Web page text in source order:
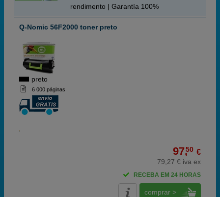
rendimento | Garantía 100%
Q-Nomic 56F2000 toner preto
preto
6 000 páginas
97,50 €
79,27 € iva ex
RECEBA EM 24 HORAS
comprar >